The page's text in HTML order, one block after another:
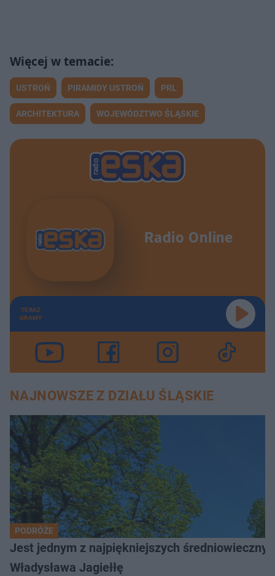
USTROŃ PIRAMIDY USTROŃ PRL
ARCHITEKTURA WOJEWÓDZTWO ŚLĄSKIE
Radio Online
TERAZ
GRAMY
NAJNOWSZE Z DZIAŁU ŚLĄSKIE
PODRÓŻE
Jest jednym z najpiękniejszych
Władysława Jagiełłę